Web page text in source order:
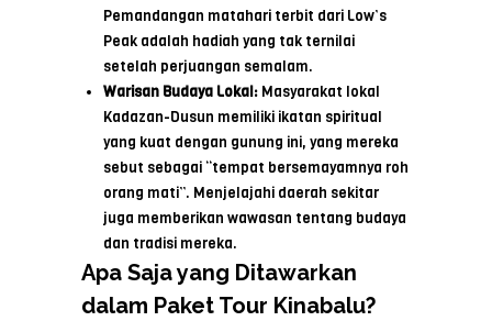
Pemandangan matahari terbit dari Low’s
Peak adalah hadiah yang tak ternilai
setelah perjuangan semalam.
Warisan Budaya Lokal: Masyarakat lokal
Kadazan-Dusun memiliki ikatan spiritual
yang kuat dengan gunung ini, yang mereka
sebut sebagai “tempat bersemayamnya roh
orang mati”. Menjelajahi daerah sekitar
juga memberikan wawasan tentang budaya
dan tradisi mereka.
Apa Saja yang Ditawarkan
dalam Paket Tour Kinabalu?